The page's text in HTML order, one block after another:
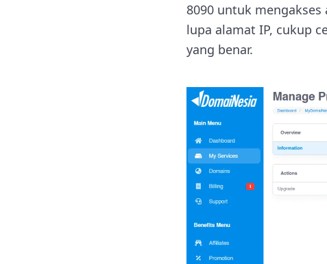
8090 untuk mengakses
lupa alamat IP, cukup
yang benar.